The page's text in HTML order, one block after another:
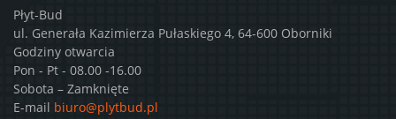
Płyt-Bud
ul. Generała Kazimierza Pułaskiego 4, 64-600 Oborniki
Godziny otwarcia
Pon - Pt - 08.00 -16.00
Sobota – Zamknięte
E-mail biuro@plytbud.pl